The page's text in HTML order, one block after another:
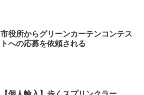
市役所からグリーンカーテンコンテス
トへの応募を依頼される